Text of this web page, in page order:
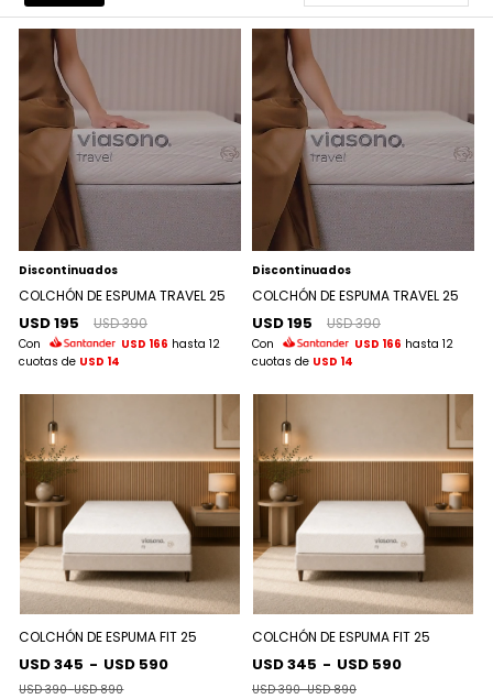
Discontinuados
COLCHÓN DE ESPUMA TRAVEL 25
USD 195 USD 390
Con USD 166 hasta 12
cuotas de USD 14
Discontinuados
COLCHÓN DE ESPUMA TRAVEL 25
USD 195 USD 390
Con USD 166 hasta 12
cuotas de USD 14
COLCHÓN DE ESPUMA FIT 25
USD 345 - USD 590
USD 390-USD 890
COLCHÓN DE ESPUMA FIT 25
USD 345 - USD 590
USD 390-USD 890